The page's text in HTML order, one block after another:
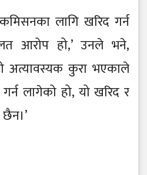
लागि खरिद गर्न
आरोप हो,’ उनले भने,
अत्यावस्यक कुरा भएकाले
लागेको हो, यो खरिद र